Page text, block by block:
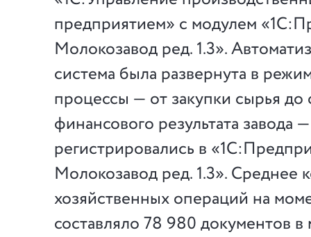
предприятием» с модулем
Молокозавод ред. 1.3».
система была развернута в
процессы — от закупки сырья
финансового результата завода
регистрировались в
Молокозавод ред. 1.3». Среднее
хозяйственных операций на
составляло 78 980 документов в